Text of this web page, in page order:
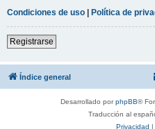
Condiciones de uso | Política de
Registrarse
Índice general
Desarrollado porphpBB®
Traducción al
Privacidad |